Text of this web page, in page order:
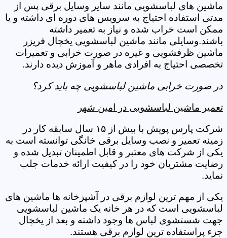
ماشین های لباسشویی مانند سایر وسایل برقی پس از
مدتی استفاده احتیاج به سرویس های دوره ای داشته و یا
ممکن است خراب شده و نیاز به تعمیر داشته
باشند.وسایلی مانند ماشین لباسشویی یخچال فریزر
ماشین ظرفشویی و غیره در صورت خرابی و تعمیرات
تخصصی احتیاج به افرادی ماهر و آموزش دیده دارند.
در صورت خرابی ماشین لباسشویی چه باید کرد؟
تعمیر ماشین لباسشویی در امین شهر
شرکت پارس پویش با بیش از ۱۵ سال سابقه کار در
زمینه تعمیر و نصب وسایل برقی خانگی توانسته است به
یکی از شرکت های معتبر و قابل اطمینان تبدیل شده و
رضایت مشتریان خود را در کیفیت ارائه خدمات جلب
نماید.
یکی از مهم ترین لوازم برقی در آشپزخانه ها ماشین های
لباسشویی است که در هر خانه یک ماشین لباسشویی
جهت شستشوی لباس ها وجود داشته و بعد از یخچال
جزء پراستفاده ترین لوازم برقی هستند.